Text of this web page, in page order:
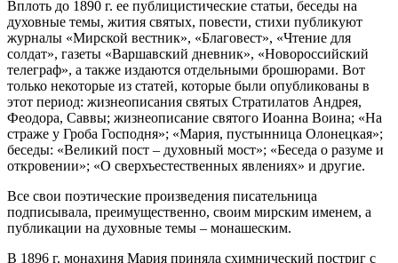
Вплоть до 1890 г. ее публицистические статьи, беседы на
духовные темы, жития святых, повести, стихи публикуют
журналы «Мирской вестник», «Благовест», «Чтение для
солдат», газеты «Варшавский дневник», «Новороссийский
телеграф», а также издаются отдельными брошюрами. Вот
только некоторые из статей, которые были опубликованы в
этот период: жизнеописания святых Стратилатов Андрея,
Феодора, Саввы; жизнеописание святого Иоанна Воина; «На
страже у Гроба Господня»; «Мария, пустынница Олонецкая»;
беседы: «Великий пост – духовный мост»; «Беседа о разуме и
откровении»; «О сверхъестественных явлениях» и другие.
Все свои поэтические произведения писательница
подписывала, преимущественно, своим мирским именем, а
публикации на духовные темы – монашеским.
В 1896 г. монахиня Мария приняла схимнический постриг с